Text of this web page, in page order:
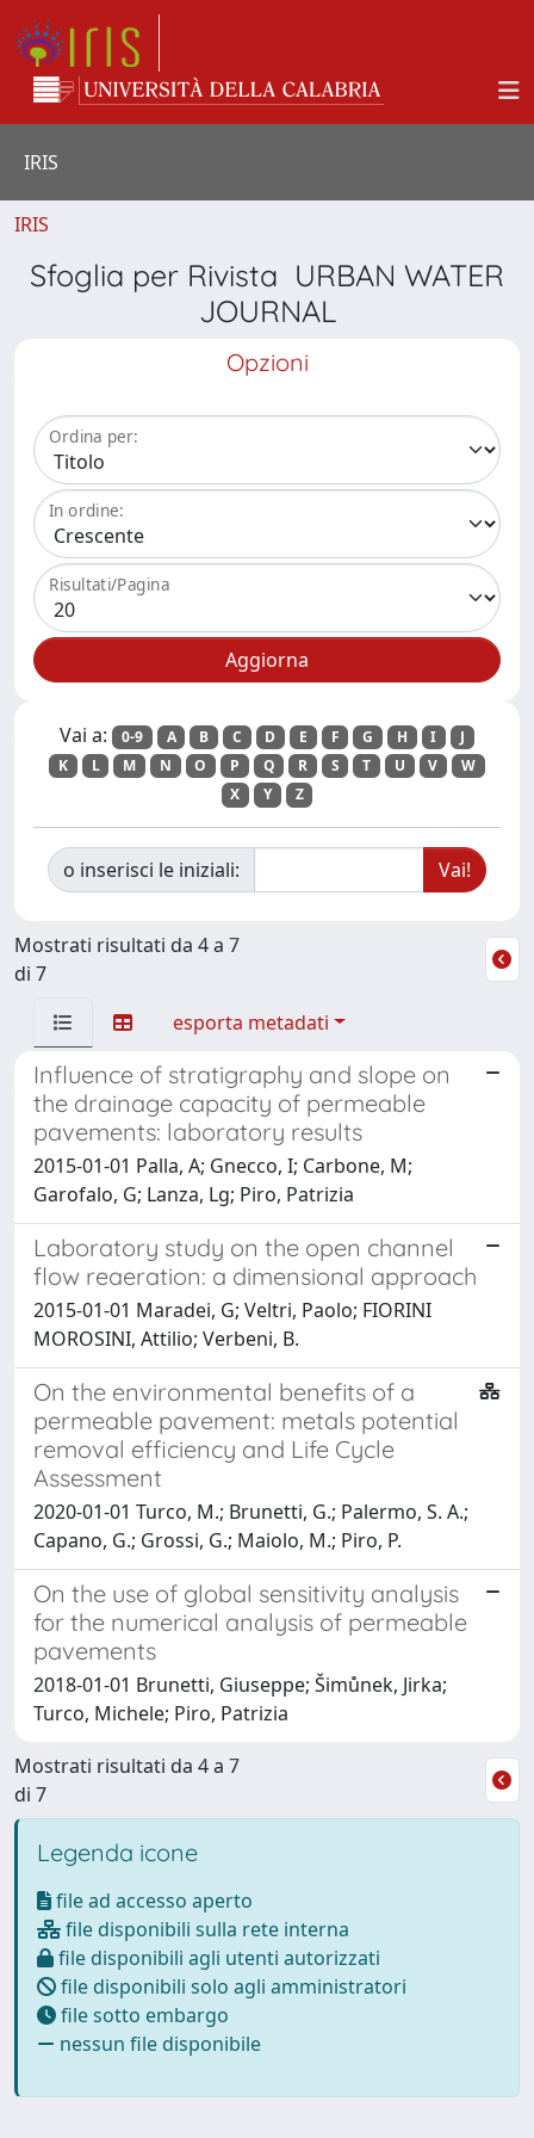
IRIS
IRIS
Sfoglia per Rivista URBAN WATER
JOURNAL
Opzioni
Ordina per:
In ordine:
Risultati/Pagina
Vai a: 0-9 A B C D E F G H I
J
K
L M N O P Q R S T U V
W
X
Y Z
o inserisci le iniziali:
Mostrati risultati da 4 a 7
di 7
esporta metadati
Influence of stratigraphy and slope on
the drainage capacity of permeable
pavements: laboratory results
2015-01-01 Palla, A; Gnecco, I; Carbone, M;
Garofalo, G; Lanza, Lg; Piro, Patrizia
Laboratory study on the open channel
flow reaeration: a dimensional approach
2015-01-01 Maradei, G; Veltri, Paolo; FIORINI
MOROSINI, Attilio; Verbeni, B.
On the environmental benefits of a
permeable pavement: metals potential
removal efficiency and Life Cycle
Assessment
2020-01-01 Turco, M.; Brunetti, G.; Palermo, S. A.;
Capano, G.; Grossi, G.; Maiolo, M.; Piro, P.
On the use of global sensitivity analysis
for the numerical analysis of permeable
pavements
2018-01-01 Brunetti, Giuseppe; Šimůnek, Jirka;
Turco, Michele; Piro, Patrizia
Mostrati risultati da 4 a 7
di 7
Legenda icone
file ad accesso aperto
file disponibili sulla rete interna
file disponibili agli utenti autorizzati
file disponibili solo agli amministratori
file sotto embargo
nessun file disponibile